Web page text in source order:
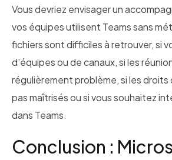
Vous devriez envisager un
vos équipes utilisent Teams sans
fichiers sont difficiles à retrouver, si
d’équipes ou de canaux, si les
régulièrement problème, si les droits
pas maîtrisés ou si vous souhaitez
dans Teams.
Conclusion :